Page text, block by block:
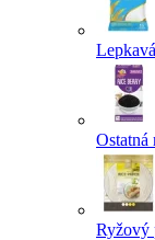
Ostatná
Ryžový